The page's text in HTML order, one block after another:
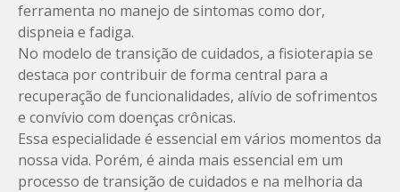
ferramenta no manejo de sintomas como dor,
dispneia e fadiga.
No modelo de transição de cuidados, a fisioterapia se
destaca por contribuir de forma central para a
recuperação de funcionalidades, alívio de sofrimentos
e convívio com doenças crônicas.
Essa especialidade é essencial em vários momentos da
nossa vida. Porém, é ainda mais essencial em um
processo de transição de cuidados e na melhoria da